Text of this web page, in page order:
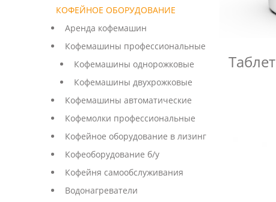
КОФЕЙНОЕ ОБОРУДОВАНИЕ
Аренда кофемашин
Кофемашины профессиональные
Кофемашины однорожковые
Кофемашины двухрожковые
Кофемашины автоматические
Кофемолки профессиональные
Кофейное оборудование в лизинг
Кофеоборудование б/у
Кофейня самообслуживания
Водонагреватели